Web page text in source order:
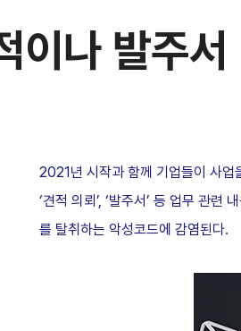
이나 발주
2021년 시작과 함께 기업들이 사업
‘견적 의뢰’, ‘발주서’ 등 업무 관
를 탈취하는 악성코드에 감염된다.